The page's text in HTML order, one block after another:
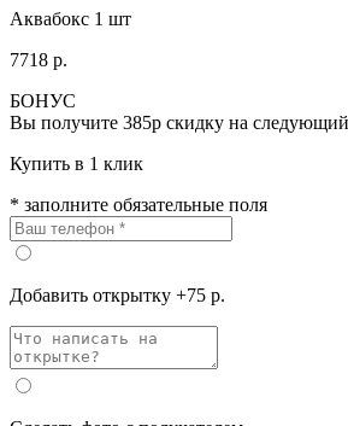
Аквабокс 1 шт
7718 р.
БОНУС
Вы получите 385р скидку на следующий
Купить в 1 клик
* заполните обязательные поля
Добавить открытку +75 р.